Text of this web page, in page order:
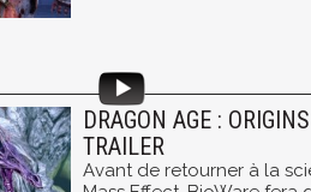
DRAGON AGE :
TRAILER
Avant de retourner à la